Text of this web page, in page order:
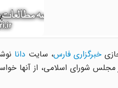
خبرگزاری فارس،‌ سایت دانا
شورای اسلامی، از آنها